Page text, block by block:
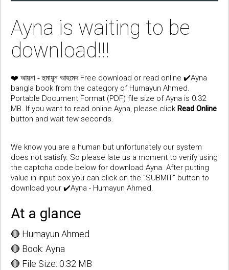
Ayna is waiting to be
download!!!
❤️ আয়না - হুমায়ূন আহমেদFree download or read online ✔️Ayna
bangla book from the category of Humayun Ahmed.
Portable Document Format (PDF) file size of Ayna is 0.32
MB. If you want to read online Ayna, please click Read Online
button and wait few seconds.
We know you are a human but unfortunately our system
does not satisfy. So please late us a moment to verify using
the captcha code below for download Ayna. After putting
value in input box you can click on the "SUBMIT" button to
download your ✔️Ayna - Humayun Ahmed.
At a glance
🔴 Humayun Ahmed
🔴 Book: Ayna
🔴 File Size: 0.32 MB